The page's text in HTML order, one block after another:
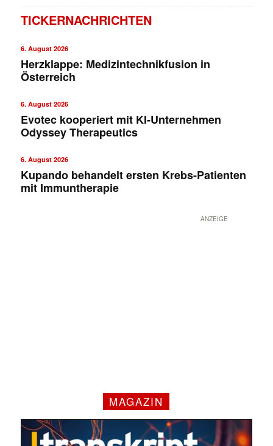
TICKERNACHRICHTEN
6. August 2026
Herzklappe: Medizintechnikfusion in
Österreich
6. August 2026
Evotec kooperiert mit KI-Unternehmen
Odyssey Therapeutics
6. August 2026
Kupando behandelt ersten Krebs-Patienten
mit Immuntherapie
ANZEIGE
MAGAZIN